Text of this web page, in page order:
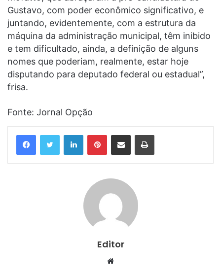
Gustavo, com poder econômico significativo, e
juntando, evidentemente, com a estrutura da
máquina da administração municipal, têm inibido
e tem dificultado, ainda, a definição de alguns
nomes que poderiam, realmente, estar hoje
disputando para deputado federal ou estadual”,
frisa.
Fonte: Jornal Opção
LinkedinPinterestCompartilhar via e-mail Imprimir
Editor
Website